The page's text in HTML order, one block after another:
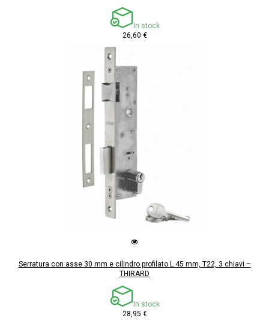
In stock
26,60 €
Serratura con asse 30 mm e cilindro profilato L 45 mm, T22, 3 chiavi –
THIRARD
In stock
28,95 €